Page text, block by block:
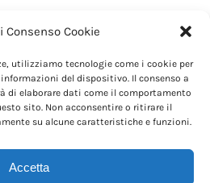
Consenso Cookie
utilizziamo tecnologie come i cookie per
del dispositivo. Il consenso a
di elaborare dati come il comportamento
sito. Non acconsentire o ritirare il
su alcune caratteristiche e funzioni.
Accetta